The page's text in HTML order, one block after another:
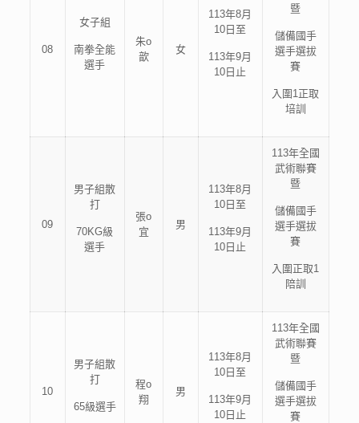
08
女子組
南拳全能
選手
朱o
歆
女
113年8月
10日至
113年9月
10日止
暨
儲備國手
選手選拔
賽
入圍1正取
培訓
09
男子組散
打
70KG級
選手
張o
宜
男
113年8月
10日至
113年9月
10日止
113年全國
武術聯賽
暨
儲備國手
選手選拔
賽
入圍正取1
陪訓
10
男子組散
打
65級選手
程o
翔
男
113年8月
10日至
113年9月
10日止
113年全國
武術聯賽
暨
儲備國手
選手選拔
賽